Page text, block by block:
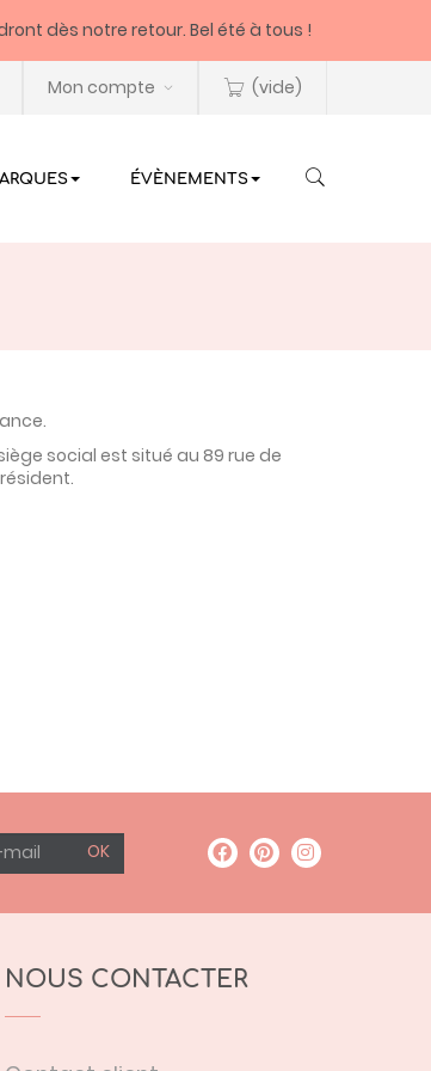
dès notre retour. Bel été à tous !
Mon compte (vide)
ÉVÈNEMENTS
social est situé au 89 rue de
OK
NOUS CONTACTER